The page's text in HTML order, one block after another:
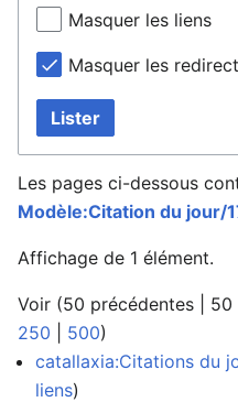
Masquer les liens
Masquer les
Lister
Les pages ci-dessous
Modèle:Citation du jour/
Affichage de 1 élément.
Voir (50 précédentes 50
250
500)
catallaxia:Citations du
liens)